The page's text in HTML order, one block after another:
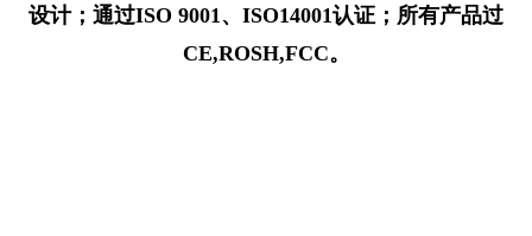
设计；通过ISO 9001、ISO14001认证；所有产品过
CE,ROSH,FCC。